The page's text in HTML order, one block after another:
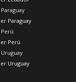
Paraguay
Perú
Uruguay